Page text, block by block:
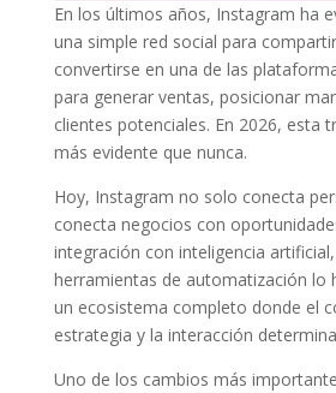
En los últimos años, Instagram ha
una simple red social para
convertirse en una de las
para generar ventas, posicionar
clientes potenciales. En 2026, esta
más evidente que nunca.
Hoy, Instagram no solo conecta
conecta negocios con
integración con inteligencia
herramientas de automatización lo
un ecosistema completo donde el
estrategia y la interacción
Uno de los cambios más